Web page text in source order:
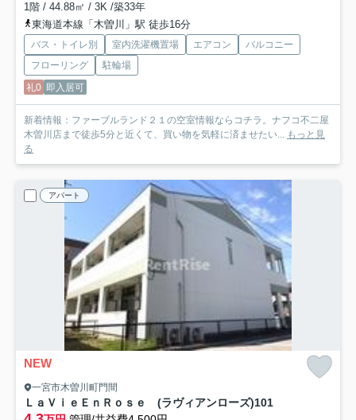
1階 / 44.88㎡ / 3K /築33年
東海道本線「木曽川」駅 徒歩16分
バス・トイレ別 室内洗濯機置場 エアコン
バルコニー
フローリング
駐輪場
礼0 即入居可
新着情報：ファーブルランド２１の空室情報ならコチラ。ナフコ不二屋
木曽川店まで徒歩5分と近くて、買い物を気軽に済ませたい... もっと見
る
アパート
NEW
一宮市木曽川町門間
ＬａＶｉｅＥｎＲｏｓｅ (ラヴィアンローズ)101